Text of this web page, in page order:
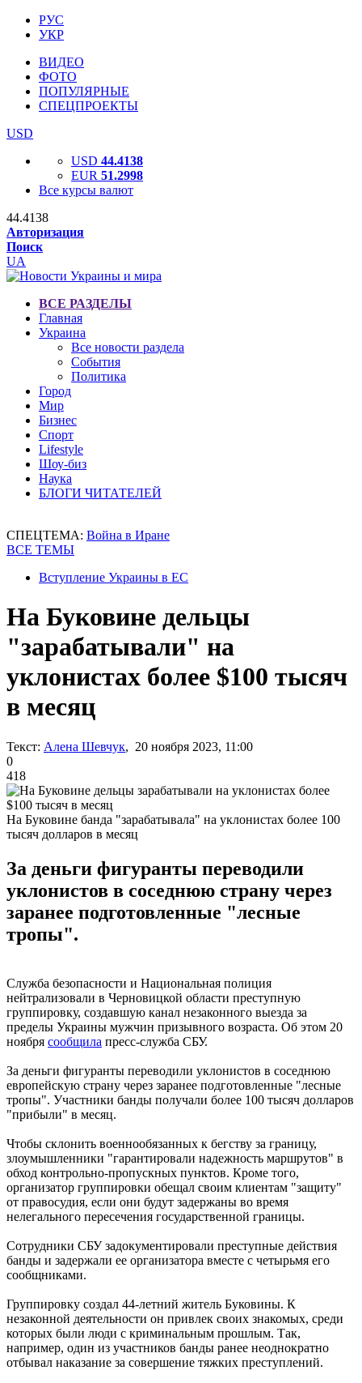
РУС
УКР
ВИДЕО
ФОТО
ПОПУЛЯРНЫЕ
СПЕЦПРОЕКТЫ
USD
USD 44.4138
EUR 51.2998
Все курсы валют
44.4138
Авторизация
Поиск
UA
ВСЕ РАЗДЕЛЫ
Главная
Украина
Все новости раздела
События
Политика
Город
Мир
Бизнес
Спорт
Lifestyle
Шоу-биз
Наука
БЛОГИ ЧИТАТЕЛЕЙ
СПЕЦТЕМА: Война в Иране
ВСЕ ТЕМЫ
Вступление Украины в ЕС
​На Буковине дельцы
"зарабатывали" на
уклонистах более $100 тысяч
в месяц
Текст: Алена Шевчук, 20 ноября 2023, 11:00
0
418
На Буковине банда "зарабатывала" на уклонистах более 100
тысяч долларов в месяц
За деньги фигуранты переводили
уклонистов в соседнюю страну через
заранее подготовленные "лесные
тропы".
Служба безопасности и Национальная полиция
нейтрализовали в Черновицкой области преступную
группировку, создавшую канал незаконного выезда за
пределы Украины мужчин призывного возраста. Об этом 20
ноября сообщила пресс-служба СБУ.
За деньги фигуранты переводили уклонистов в соседнюю
европейскую страну через заранее подготовленные "лесные
тропы". Участники банды получали более 100 тысяч долларов
"прибыли" в месяц.
Чтобы склонить военнообязанных к бегству за границу,
злоумышленники "гарантировали надежность маршрутов" в
обход контрольно-пропускных пунктов. Кроме того,
организатор группировки обещал своим клиентам "защиту"
от правосудия, если они будут задержаны во время
нелегального пересечения государственной границы.
Сотрудники СБУ задокументировали преступные действия
банды и задержали ее организатора вместе с четырьмя его
сообщниками.
Группировку создал 44-летний житель Буковины. К
незаконной деятельности он привлек своих знакомых, среди
которых были люди с криминальным прошлым. Так,
например, один из участников банды ранее неоднократно
отбывал наказание за совершение тяжких преступлений.